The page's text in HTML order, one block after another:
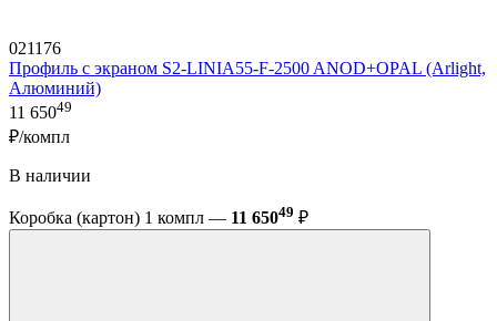
021176
Профиль с экраном S2-LINIA55-F-2500 ANOD+OPAL (Arlight,
Алюминий)
11 65049
₽/компл
В наличии
Коробка (картон) 1 компл — 11 65049 ₽